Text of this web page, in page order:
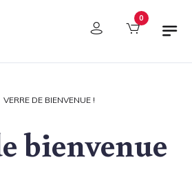
des cookies 0
VERRE DE BIENVENUE !
bienvenue